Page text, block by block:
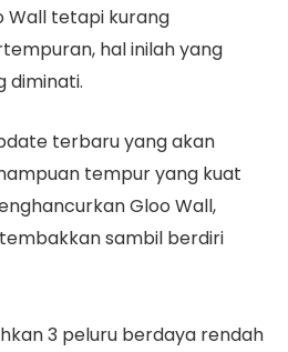
Wall tetapi kurang
hal inilah yang
diminati.
terbaru yang akan
tempur yang kuat
Gloo Wall,
sambil berdiri
3 peluru berdaya rendah